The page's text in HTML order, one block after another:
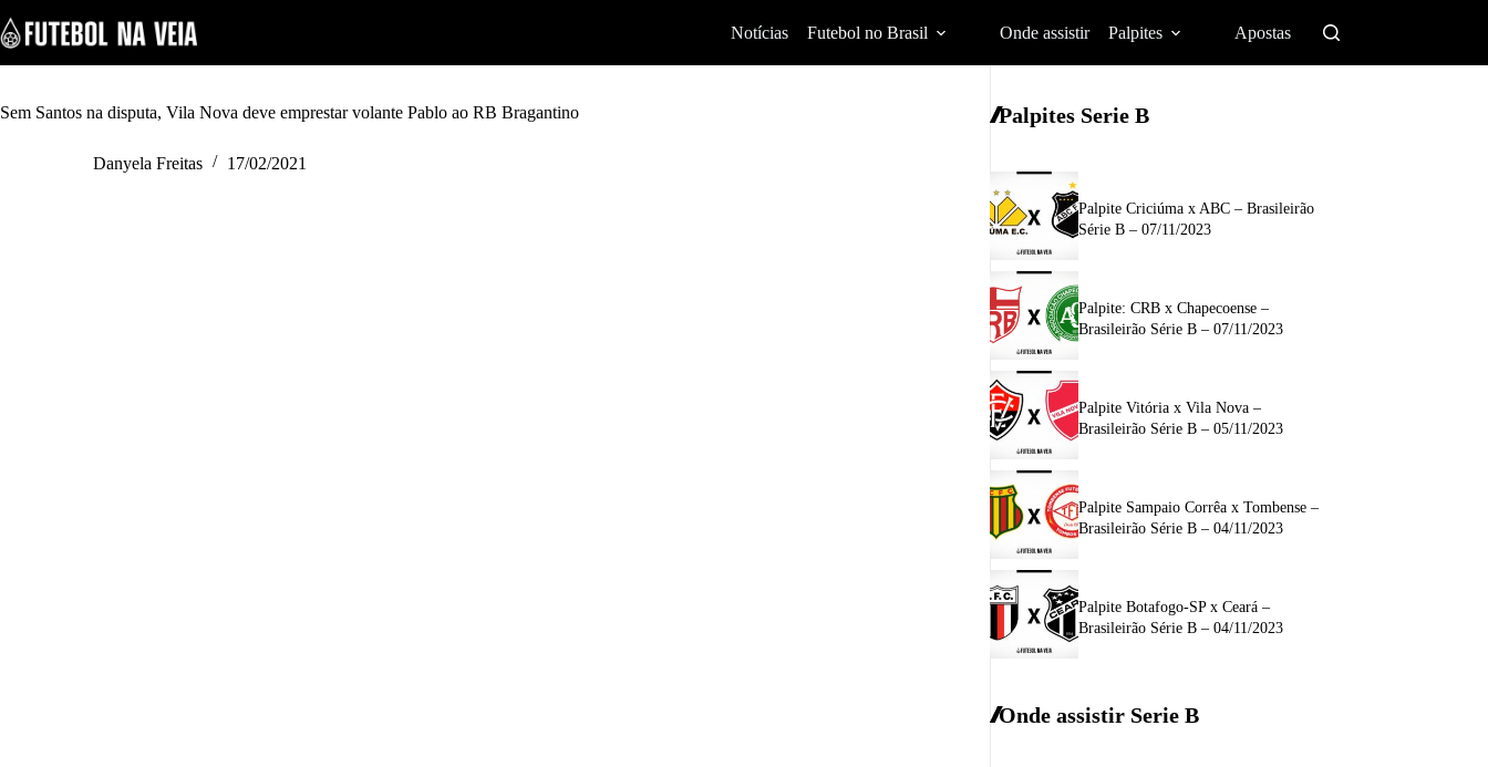
k
i
p
o
Notícias Futebol no Brasil Onde assistir Palpites Apostas
Sem Santos na disputa, Vila Nova deve emprestar volante Pablo ao RB Bragantino
Danyela Freitas 17/02/2021
Palpites Serie B
Palpite Criciúma x ABC – Brasileirão
Série B – 07/11/2023
Palpite: CRB x Chapecoense –
Brasileirão Série B – 07/11/2023
Palpite Vitória x Vila Nova –
Brasileirão Série B – 05/11/2023
Palpite Sampaio Corrêa x Tombense –
Brasileirão Série B – 04/11/2023
Palpite Botafogo-SP x Ceará –
Brasileirão Série B – 04/11/2023
Onde assistir Serie B